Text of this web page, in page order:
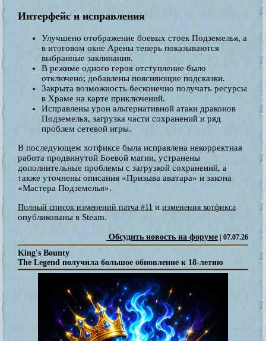
Интерфейс и исправления
Улучшено отображение боевых стоек Подземелья, а
в итоговом окне Арены теперь показываются
выбранные заклинания.
В режиме одного героя отступление было
отключено; добавлены поясняющие подсказки.
Закрыта возможность бесконечно получать ресурсы
в Храме на карте приключений.
Исправлены урон альтернативной атаки драконов
Подземелья, загрузка части сохранений и ряд
проблем сетевой игры.
В последующем хотфиксе была исправлена некорректная
работа продвинутой Боевой магии, устранены
дополнительные проблемы с загрузкой сохранений, а
также уточнены описания «Призыва аватара» и закона
«Мастера Подземелья».
Полный список изменений патча #11 и изменения хотфикса
опубликованы в Steam.
Обсудить новость на форуме | 07.07.26
King's Bounty
The Legend получила большое обновление к 18-летию